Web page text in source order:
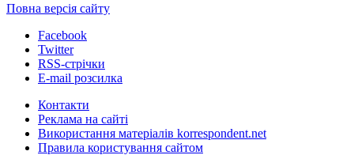
Повна версія сайту
Facebook
Twitter
RSS-стрічки
E-mail розсилка
Контакти
Реклама на сайті
Використання матеріалів korrespondent.net
Правила користування сайтом